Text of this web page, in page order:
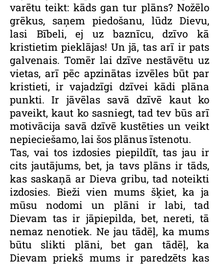
varētu teikt: kāds gan tur plāns? Nožēlo
grēkus, saņem piedošanu, lūdz Dievu,
lasi Bībeli, ej uz baznīcu, dzīvo kā
kristietim pieklājas! Un jā, tas arī ir pats
galvenais. Tomēr lai dzīve nestāvētu uz
vietas, arī pēc apzinātas izvēles būt par
kristieti, ir vajadzīgi dzīvei kādi plāna
punkti. Ir jāvēlas savā dzīvē kaut ko
paveikt, kaut ko sasniegt, tad tev būs arī
motivācija savā dzīvē kustēties un veikt
nepieciešamo, lai šos plānus īstenotu.
Tas, vai tos izdosies piepildīt, tas jau ir
cits jautājums, bet, ja tavs plāns ir tāds,
kas saskaņā ar Dieva gribu, tad noteikti
izdosies. Bieži vien mums šķiet, ka ja
mūsu nodomi un plāni ir labi, tad
Dievam tas ir jāpiepilda, bet, nereti, tā
nemaz nenotiek. Ne jau tādēļ, ka mums
būtu slikti plāni, bet gan tādēļ, ka
Dievam priekš mums ir paredzēts kas